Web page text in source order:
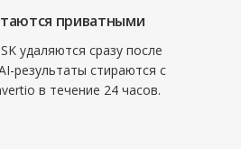
приватными
удаляются сразу после
результаты стираются с
в течение 24 часов.